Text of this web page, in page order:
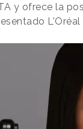
y ofrece la